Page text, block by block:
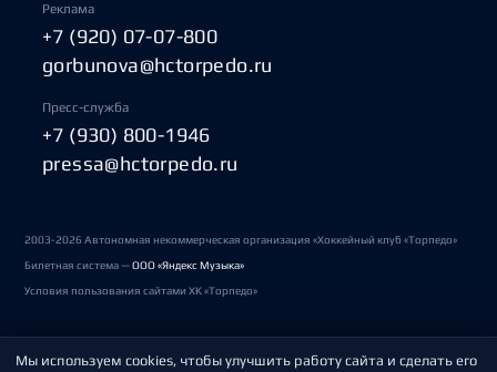
Реклама
+7 (920) 07-07-800
gorbunova@hctorpedo.ru
Пресс-служба
+7 (930) 800-1946
pressa@hctorpedo.ru
2003-2026 Автономная некоммерческая организация «Хоккейный клуб «Торпедо»
Билетная система —ООО «Яндекс Музыка»
Условия пользования сайтами ХК «Торпедо»
Политика обработки персональных данных
Мы используем cookies, чтобы улучшить работу сайта и сделать его